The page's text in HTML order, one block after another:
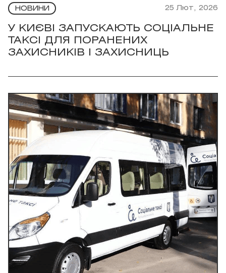
НОВИНИ 25 Лют, 2026
У КИЄВІ ЗАПУСКАЮТЬ СОЦІАЛЬНЕ
ТАКСІ ДЛЯ ПОРАНЕНИХ
ЗАХИСНИКІВ І ЗАХИСНИЦЬ